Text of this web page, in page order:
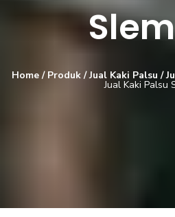
Home / Produk /Jual Kaki Palsu /
Jual Kaki Palsu